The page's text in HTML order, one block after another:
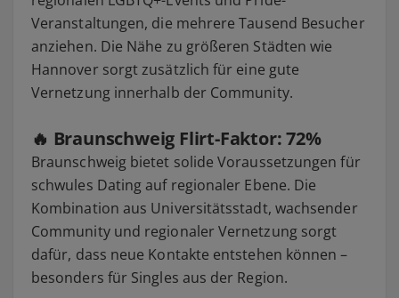
Veranstaltungen, die mehrere Tausend Besucher
anziehen. Die Nähe zu größeren Städten wie
Hannover sorgt zusätzlich für eine gute
Vernetzung innerhalb der Community.
🔥 Braunschweig Flirt-Faktor:72%
Braunschweig bietet solide Voraussetzungen für
schwules Dating auf regionaler Ebene. Die
Kombination aus Universitätsstadt, wachsender
Community und regionaler Vernetzung sorgt
dafür, dass neue Kontakte entstehen können –
besonders für Singles aus der Region.